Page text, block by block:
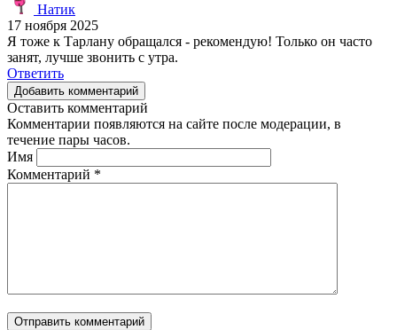
Натик
17 ноября 2025
Я тоже к Тарлану обращался - рекомендую! Только он часто
занят, лучше звонить с утра.
Ответить
Добавить комментарий
Оставить комментарий
Комментарии появляются на сайте после модерации, в
течение пары часов.
Имя
Комментарий *